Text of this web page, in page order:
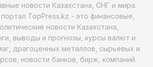
новости Казахстана, СНГ и мира.
TopPress.kz - это финансовые,
новости Казахстана,
выводы и прогнозы, курсы валют и
драгоценных металлов, сырьевых и
новости банков, бирж, компаний.